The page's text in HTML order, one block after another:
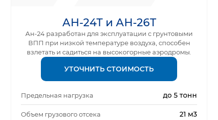
АН-24Т и АН-26Т
Ан-24 разработан для эксплуатации с грунтовыми
ВПП при низкой температуре воздуха, способен
взлетать и садиться на высокогорные аэродромы.
УТОЧНИТЬ СТОИМОСТЬ
Предельная нагрузка до 5 тонн
Объем грузового отсека 21 м3